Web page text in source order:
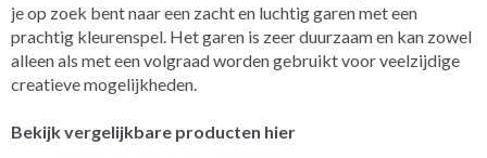
je op zoek bent naar een zacht en luchtig garen met een
prachtig kleurenspel. Het garen is zeer duurzaam en kan zowel
alleen als met een volgraad worden gebruikt voor veelzijdige
creatieve mogelijkheden.
Bekijk vergelijkbare producten hier